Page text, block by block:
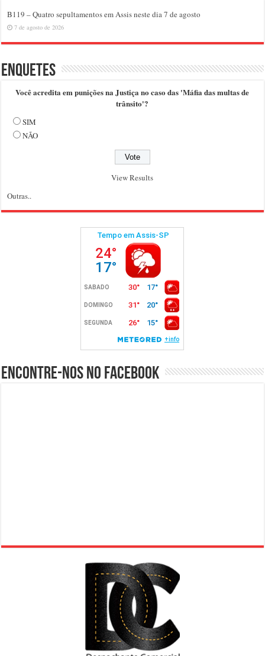
B119 – Quatro sepultamentos em Assis neste dia 7 de agosto
7 de agosto de 2026
Enquetes
Você acredita em punições na Justiça no caso das 'Máfia das multas de
trânsito'?
SIM
NÃO
View Results
Outras..
Encontre-nos no Facebook